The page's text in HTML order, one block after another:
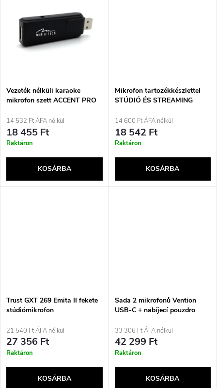
é
s
e
j
a
Vezeték nélküli karaoke
mikrofon szett ACCENT PRO
14 532 Ft ÁFA nélkül
18 455 Ft
Raktáron
KOSÁRBA
Mikrofon tartozékkészlettel
STÚDIÓ ÉS STREAMING
14 600 Ft ÁFA nélkül
18 542 Ft
Raktáron
KOSÁRBA
Trust GXT 269 Emita II fekete
stúdiómikrofon
21 540 Ft ÁFA nélkül
27 356 Ft
Raktáron
KOSÁRBA
Sada 2 mikrofonů Vention
USB-C + nabíjecí pouzdro
33 306 Ft ÁFA nélkül
42 299 Ft
Raktáron
KOSÁRBA